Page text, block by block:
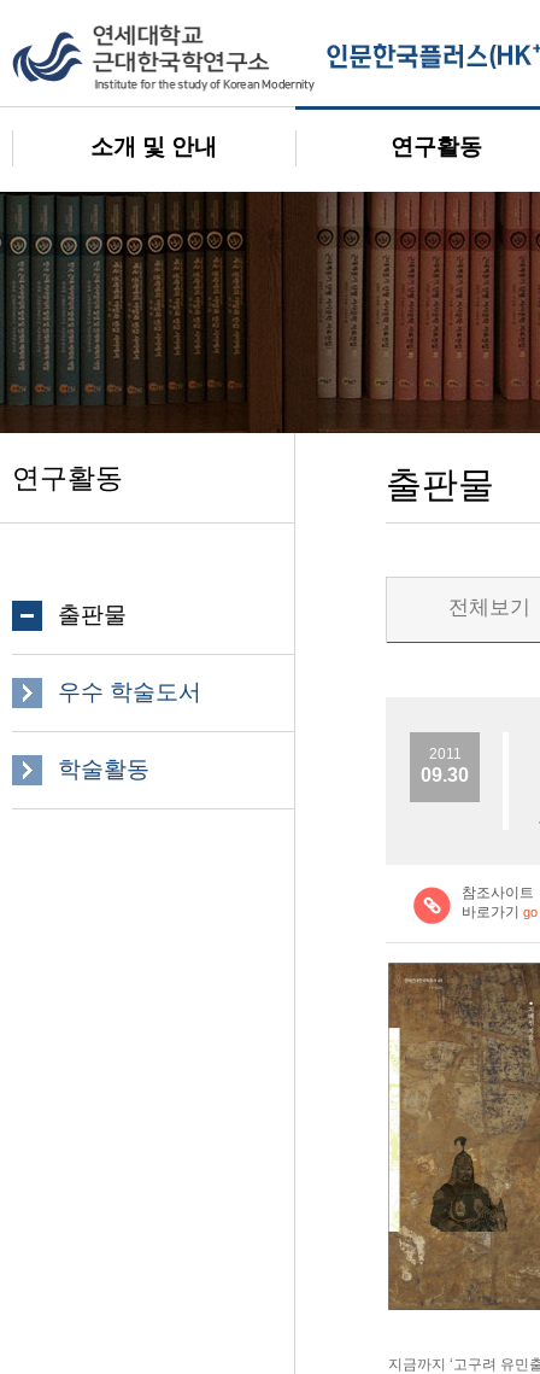
소개 및 안내 연구활동
연구활동
출판물
우수 학술도서
학술활동
출판물
전체보기
2011
09.30
참조사이트
바로가기
go
지금까지 ‘고구려 유민